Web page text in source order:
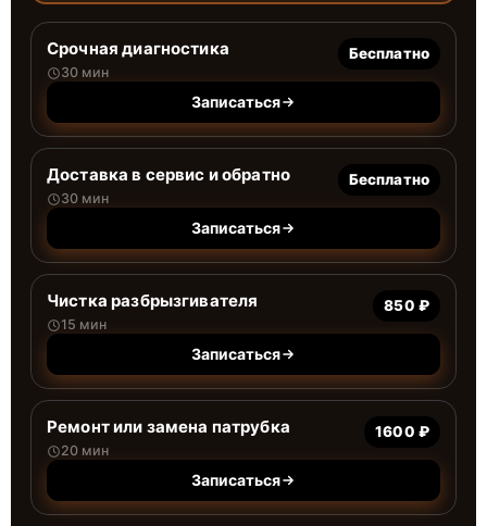
Срочная диагностика
30 мин
Бесплатно
Записаться
Доставка в сервис и обратно
30 мин
Бесплатно
Записаться
Чистка разбрызгивателя
15 мин
850 ₽
Записаться
Ремонт или замена патрубка
20 мин
1600 ₽
Записаться